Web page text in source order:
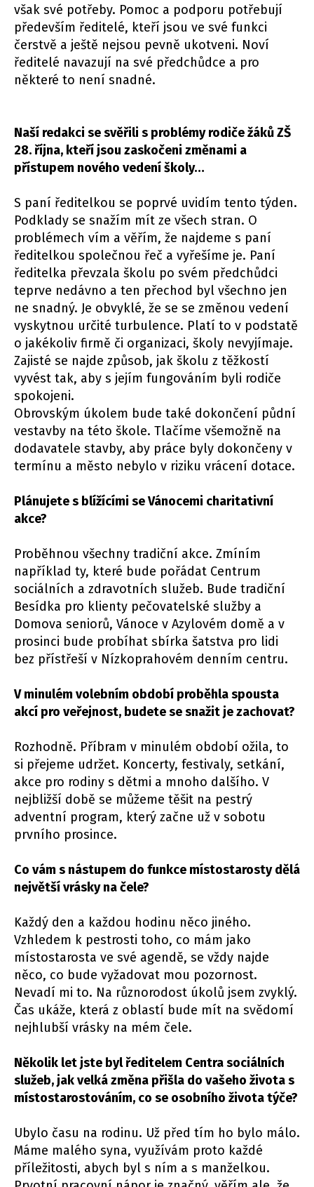
však své potřeby. Pomoc a podporu potřebují
především ředitelé, kteří jsou ve své funkci
čerstvě a ještě nejsou pevně ukotveni. Noví
ředitelé navazují na své předchůdce a pro
některé to není snadné.
Naší redakci se svěřili s problémy rodiče žáků ZŠ
28. října, kteří jsou zaskočeni změnami a
přístupem nového vedení školy…
S paní ředitelkou se poprvé uvidím tento týden.
Podklady se snažím mít ze všech stran. O
problémech vím a věřím, že najdeme s paní
ředitelkou společnou řeč a vyřešíme je. Paní
ředitelka převzala školu po svém předchůdci
teprve nedávno a ten přechod byl všechno jen
ne snadný. Je obvyklé, že se se změnou vedení
vyskytnou určité turbulence. Platí to v podstatě
o jakékoliv firmě či organizaci, školy nevyjímaje.
Zajisté se najde způsob, jak školu z těžkostí
vyvést tak, aby s jejím fungováním byli rodiče
spokojeni.
Obrovským úkolem bude také dokončení půdní
vestavby na této škole. Tlačíme všemožně na
dodavatele stavby, aby práce byly dokončeny v
termínu a město nebylo v riziku vrácení dotace.
Plánujete s blížícími se Vánocemi charitativní
akce?
Proběhnou všechny tradiční akce. Zmíním
například ty, které bude pořádat Centrum
sociálních a zdravotních služeb. Bude tradiční
Besídka pro klienty pečovatelské služby a
Domova seniorů, Vánoce v Azylovém domě a v
prosinci bude probíhat sbírka šatstva pro lidi
bez přístřeší v Nízkoprahovém denním centru.
V minulém volebním období proběhla spousta
akcí pro veřejnost, budete se snažit je zachovat?
Rozhodně. Příbram v minulém období ožila, to
si přejeme udržet. Koncerty, festivaly, setkání,
akce pro rodiny s dětmi a mnoho dalšího. V
nejbližší době se můžeme těšit na pestrý
adventní program, který začne už v sobotu
prvního prosince.
Co vám s nástupem do funkce místostarosty dělá
největší vrásky na čele?
Každý den a každou hodinu něco jiného.
Vzhledem k pestrosti toho, co mám jako
místostarosta ve své agendě, se vždy najde
něco, co bude vyžadovat mou pozornost.
Nevadí mi to. Na různorodost úkolů jsem zvyklý.
Čas ukáže, která z oblastí bude mít na svědomí
nejhlubší vrásky na mém čele.
Několik let jste byl ředitelem Centra sociálních
služeb, jak velká změna přišla do vašeho života s
místostarostováním, co se osobního života týče?
Ubylo času na rodinu. Už před tím ho bylo málo.
Máme malého syna, využívám proto každé
příležitosti, abych byl s ním a s manželkou.